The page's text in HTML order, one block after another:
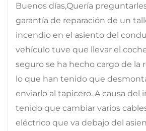
Buenos días,Quería
garantía de reparación de un
incendio en el asiento del
vehículo tuve que llevar el
seguro se ha hecho cargo de la
lo que han tenido que
enviarlo al tapicero. A causa del
tenido que cambiar varios
eléctrico que va debajo del